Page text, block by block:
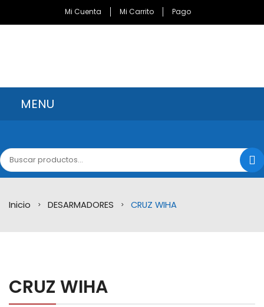
Mi Cuenta Mi Carrito Pago
MENU
CATÁLOGO
MARCAS
Bondhus Corporation
Key-Bak
Inicio > DESARMADORES > CRUZ WIHA
CRUZ WIHA